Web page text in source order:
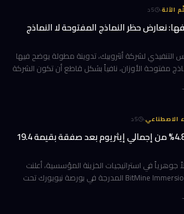
الآلة·
5د
نعارض حظر النماذج المفتوحة لا النماذج
التنفيذي لشركة أنثروبيك، تدوينة مطولة يوضح فيها
مفتوحة الأوزان، نافياً بشكل قاطع أن تكون الشركة
الاصطناعي·
5د
بيتماين تمتلك الآن 4.8% من إجمالي إيثريوم بعد صفقة بقيمة 19.4
في استراتيجيات الخزينة المؤسسية، أعلنت
شركة BitMine Immersion Technologies المدرجة في بورصة نيويورك تحت